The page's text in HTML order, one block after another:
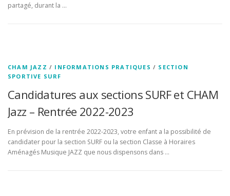
partagé, durant la …
CHAM JAZZ / INFORMATIONS PRATIQUES / SECTION
SPORTIVE SURF
Candidatures aux sections SURF et CHAM
Jazz – Rentrée 2022-2023
En prévision de la rentrée 2022-2023, votre enfant a la possibilité de
candidater pour la section SURF ou la section Classe à Horaires
Aménagés Musique JAZZ que nous dispensons dans …